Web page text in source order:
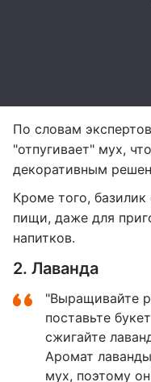
По словам
"отпугивает" мух,
декоративным
Кроме того, базилик
пищи, даже для
напитков.
2. Лаванда
"Выращивайте
поставьте
сжигайте
Аромат
мух, поэтому